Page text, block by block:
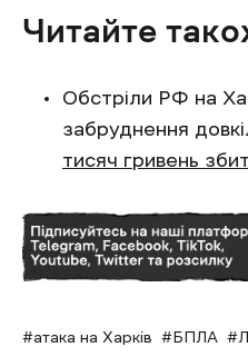
Читайте
Обстріли РФ на
забруднення
тисяч гривень
атака на Харків БПЛА